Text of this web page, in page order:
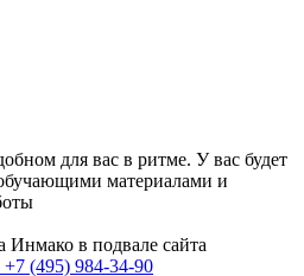
для вас в ритме. У вас будет
материалами и
+7 (495) 984-34-90